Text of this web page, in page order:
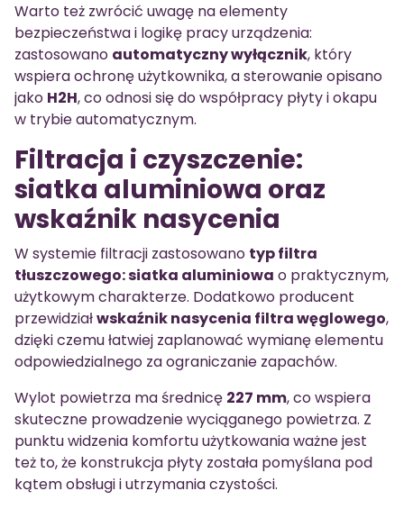
Warto też zwrócić uwagę na elementy
bezpieczeństwa i logikę pracy urządzenia:
zastosowano automatyczny wyłącznik, który
wspiera ochronę użytkownika, a sterowanie opisano
jako H2H, co odnosi się do współpracy płyty i okapu
w trybie automatycznym.
Filtracja i czyszczenie:
siatka aluminiowa oraz
wskaźnik nasycenia
W systemie filtracji zastosowano typ filtra
tłuszczowego: siatka aluminiowa o praktycznym,
użytkowym charakterze. Dodatkowo producent
przewidziałwskaźnik nasycenia filtra węglowego,
dzięki czemu łatwiej zaplanować wymianę elementu
odpowiedzialnego za ograniczanie zapachów.
Wylot powietrza ma średnicę 227 mm, co wspiera
skuteczne prowadzenie wyciąganego powietrza. Z
punktu widzenia komfortu użytkowania ważne jest
też to, że konstrukcja płyty została pomyślana pod
kątem obsługi i utrzymania czystości.